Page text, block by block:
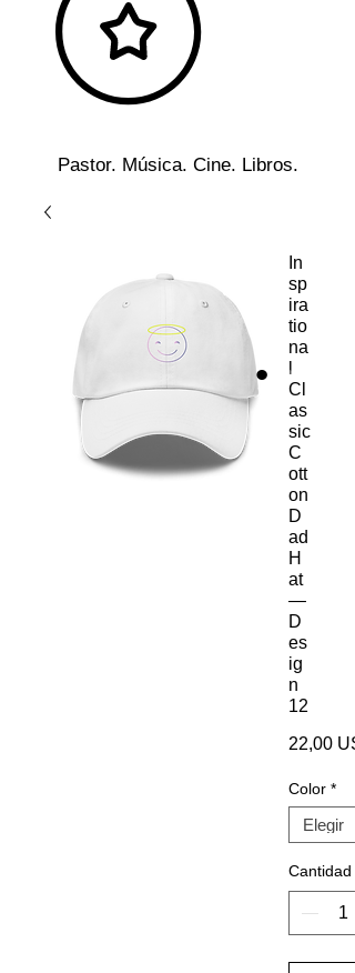
Pastor. Música. Cine. Libros.
In
sp
ira
tio
na
l
Cl
as
sic
C
ott
on
D
ad
H
at
—
D
es
ig
n
12
22,00
Color *
Cantidad